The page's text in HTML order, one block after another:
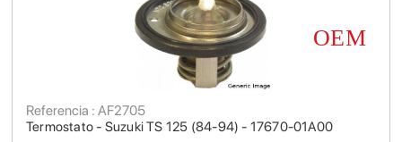
Termostato - Suzuki TS 125 (84-94) - 17670-01A00
Referencia : AF2705